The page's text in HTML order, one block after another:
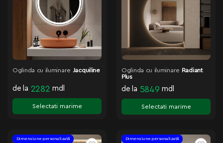
Oglinda cu iluminare Jacquiline
de la 2282 mdl
Selectati marime
Oglinda cu iluminare Radiant
Plus
de la 5849 mdl
Selectati marime
Dimensiune personalizată Dimensiune personalizată